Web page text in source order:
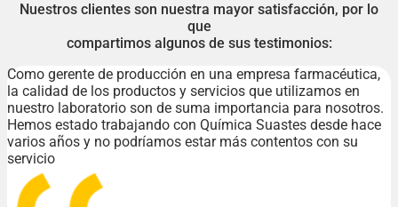
Nuestros clientes son nuestra mayor satisfacción, por lo
que
compartimos algunos de sus testimonios:
Como gerente de producción en una empresa farmacéutica,
la calidad de los productos y servicios que utilizamos en
nuestro laboratorio son de suma importancia para nosotros.
Hemos estado trabajando con Química Suastes desde hace
varios años y no podríamos estar más contentos con su
servicio